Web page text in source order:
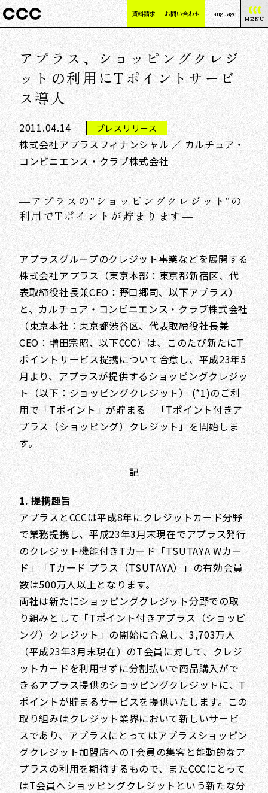
資料請求 お問い合わせ Language
日本語
English
简体中文
繁體中文
MENU
アプラス、ショッピングクレジ
ットの利用にTポイントサービ
ス導入
2011.04.14 プレスリリース
株式会社アプラスフィナンシャル ／ カルチュア・
コンビニエンス・クラブ株式会社
―アプラスの"ショッピングクレジット"の
利用でTポイントが貯まります―
アプラスグループのクレジット事業などを展開する
株式会社アプラス（東京本部：東京都新宿区、代
表取締役社長兼CEO：野口郷司、以下アプラス）
と、カルチュア・コンビニエンス・クラブ株式会社
（東京本社：東京都渋谷区、代表取締役社長兼
CEO：増田宗昭、以下CCC）は、このたび新たにT
ポイントサービス提携について合意し、平成23年5
月より、アプラスが提供するショッピングクレジッ
ト（以下：ショッピングクレジット） (*1)のご利
用で「Tポイント」が貯まる 「Tポイント付きア
プラス（ショッピング）クレジット」を開始しま
す。
記
1. 提携趣旨
アプラスとCCCは平成8年にクレジットカード分野
で業務提携し、平成23年3月末現在でアプラス発行
のクレジット機能付きTカード「TSUTAYA Wカー
ド」「Tカード プラス（TSUTAYA）」の有効会員
数は500万人以上となります。
両社は新たにショッピングクレジット分野での取
り組みとして「Tポイント付きアプラス（ショッピ
ング）クレジット」の開始に合意し、3,703万人
（平成23年3月末現在）のT会員に対して、クレジ
ットカードを利用せずに分割払いで商品購入がで
きるアプラス提供のショッピングクレジットに、T
ポイントが貯まるサービスを提供いたします。この
取り組みはクレジット業界において新しいサービ
スであり、アプラスにとってはアプラスショッピン
グクレジット加盟店へのT会員の集客と能動的なア
プラスの利用を期待するもので、またCCCにとって
はT会員へショッピングクレジットという新たな分